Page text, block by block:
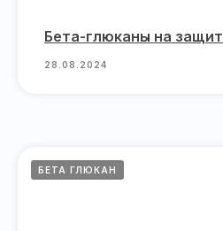
Бета-глюканы на
28.08.2024
БЕТА ГЛЮКАН